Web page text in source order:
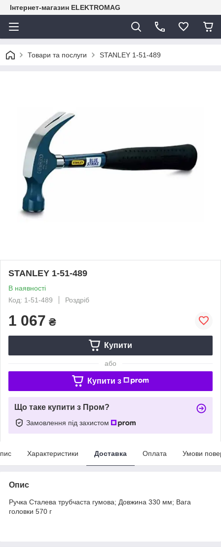
Інтернет-магазин ELEKTROMAG
Товари та послуги STANLEY 1-51-489
STANLEY 1-51-489
В наявності
Код: 1-51-489
Роздріб
1 067 ₴
Купити
або
Купити з
Що таке купити з Пром?
Замовлення під захистом
Характеристики Доставка Оплата Умови
Опис
Ручка Сталева трубчаста гумова; Довжина 330 мм; Вага
головки 570 г